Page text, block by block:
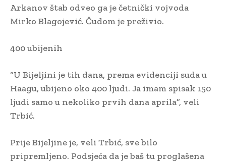
Arkanov štab odveo ga je četnički vojvoda
Mirko Blagojević. Čudom je preživio.
400 ubijenih
“U Bijeljini je tih dana, prema evidenciji suda u
Haagu, ubijeno oko 400 ljudi. Ja imam spisak 150
ljudi samo u nekoliko prvih dana aprila”, veli
Trbić.
Prije Bijeljine je, veli Trbić, sve bilo
pripremljeno. Podsjeća da je baš tu proglašena